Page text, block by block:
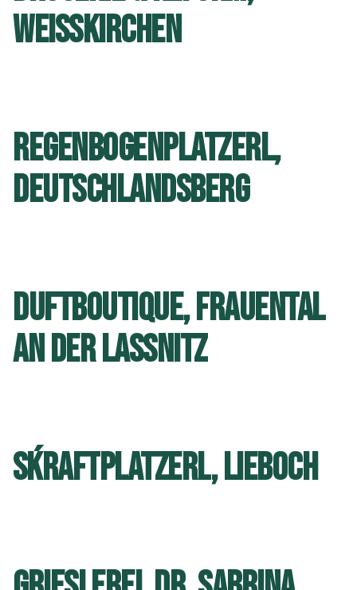
WEISSKIRCHEN
REGENBOGENPLATZERL,
DEUTSCHLANDSBERG
DUFTBOUTIQUE, FRAUENTAL
AN DER LASSNITZ
S´KRAFTPLATZERL, LIEBOCH